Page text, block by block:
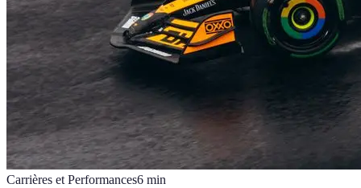
Carrières et Performances6 min